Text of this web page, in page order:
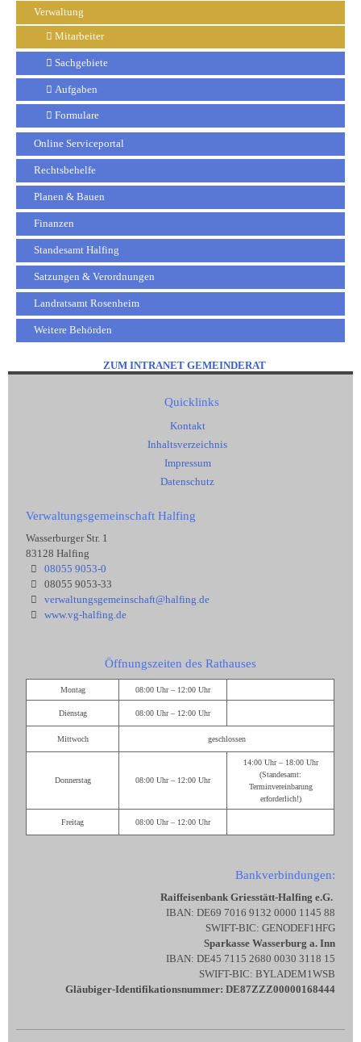
Verwaltung
Mitarbeiter
Sachgebiete
Aufgaben
Formulare
Online Serviceportal
Rechtsbehelfe
Planen & Bauen
Finanzen
Standesamt Halfing
Satzungen & Verordnungen
Landratsamt Rosenheim
Weitere Behörden
ZUM INTRANET GEMEINDERAT
Quicklinks
Kontakt
Inhaltsverzeichnis
Impressum
Datenschutz
Verwaltungsgemeinschaft Halfing
Wasserburger Str. 1
83128 Halfing
08055 9053-0
08055 9053-33
verwaltungsgemeinschaft@halfing.de
www.vg-halfing.de
Öffnungszeiten des Rathauses
Montag 08:00 Uhr – 12:00 Uhr
Dienstag 08:00 Uhr – 12:00 Uhr
Mittwoch geschlossen
Donnerstag 08:00 Uhr – 12:00 Uhr
14:00 Uhr – 18:00 Uhr
(Standesamt:
Terminvereinbarung
erforderlich!)
Freitag 08:00 Uhr – 12:00 Uhr
Bankverbindungen:
Raiffeisenbank Griesstätt-Halfing e.G.
IBAN: DE69 7016 9132 0000 1145 88
SWIFT-BIC: GENODEF1HFG
Sparkasse Wasserburg a. Inn
IBAN: DE45 7115 2680 0030 3118 15
SWIFT-BIC: BYLADEM1WSB
Gläubiger-Identifikationsnummer: DE87ZZZ00000168444